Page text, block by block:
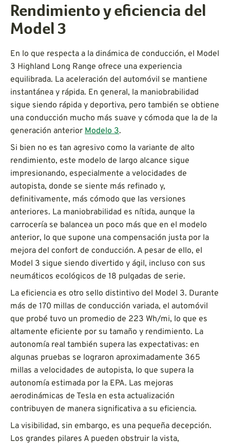
Rendimiento y eficiencia del
Model 3
En lo que respecta a la dinámica de conducción, el Model
3 Highland Long Range ofrece una experiencia
equilibrada. La aceleración del automóvil se mantiene
instantánea y rápida. En general, la maniobrabilidad
sigue siendo rápida y deportiva, pero también se obtiene
una conducción mucho más suave y cómoda que la de la
generación anterior Modelo 3.
Si bien no es tan agresivo como la variante de alto
rendimiento, este modelo de largo alcance sigue
impresionando, especialmente a velocidades de
autopista, donde se siente más refinado y,
definitivamente, más cómodo que las versiones
anteriores. La maniobrabilidad es nítida, aunque la
carrocería se balancea un poco más que en el modelo
anterior, lo que supone una compensación justa por la
mejora del confort de conducción. A pesar de ello, el
Model 3 sigue siendo divertido y ágil, incluso con sus
neumáticos ecológicos de 18 pulgadas de serie.
La eficiencia es otro sello distintivo del Model 3. Durante
más de 170 millas de conducción variada, el automóvil
que probé tuvo un promedio de 223 Wh/mi, lo que es
altamente eficiente por su tamaño y rendimiento. La
autonomía real también supera las expectativas: en
algunas pruebas se lograron aproximadamente 365
millas a velocidades de autopista, lo que supera la
autonomía estimada por la EPA. Las mejoras
aerodinámicas de Tesla en esta actualización
contribuyen de manera significativa a su eficiencia.
La visibilidad, sin embargo, es una pequeña decepción.
Los grandes pilares A pueden obstruir la vista,